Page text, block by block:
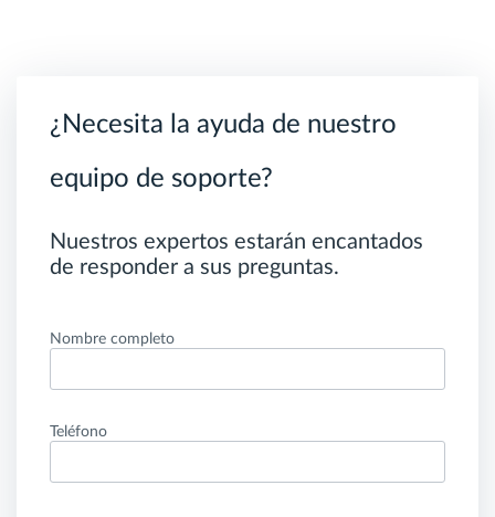
¿Necesita la ayuda de nuestro
equipo de soporte?
Nuestros expertos estarán encantados
de responder a sus preguntas.
Nombre completo
Teléfono